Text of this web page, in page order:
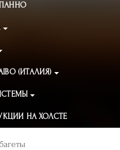
ПАННО
(ИТАЛИЯ)
НА ХОЛСТЕ